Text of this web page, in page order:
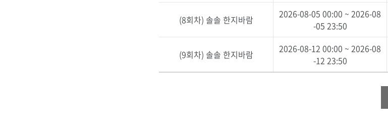
(8회차) 솔솔 한지바람
2026-08-05 00:00 ~ 2026-08
-05 23:50
(9회차) 솔솔 한지바람
2026-08-12 00:00 ~ 2026-08
-12 23:50